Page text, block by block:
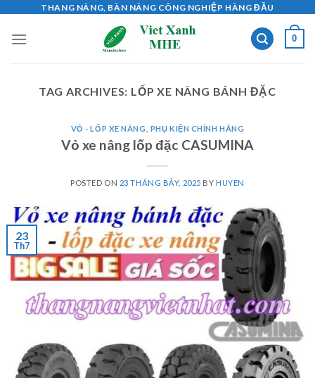
content
THANG NÂNG, BÀN NÂNG CÔNG NGHIỆP HÀNG ĐẦU
0
TAG ARCHIVES: LỐP XE NÂNG BÁNH ĐẶC
VỎ - LỐP XE NÂNG PHỤ KIỆN CHÍNH HÃNG
Vỏ xe nâng lốp đặc CASUMINA
POSTED ON 23 THÁNG BẢY, 2025 BYHUYEN
23
Th7